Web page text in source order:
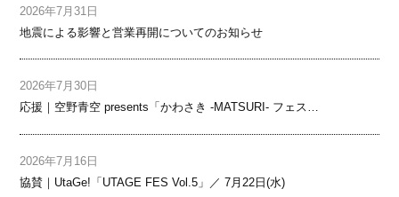
2026年7月31日
地震による影響と営業再開についてのお知らせ
2026年7月30日
応援｜空野青空 presents「かわさき -MATSURI- フェス2026」／ 8月8日(土)、8月9日(日)
2026年7月16日
協賛｜UtaGe!「UTAGE FES Vol.5」／ 7月22日(水)